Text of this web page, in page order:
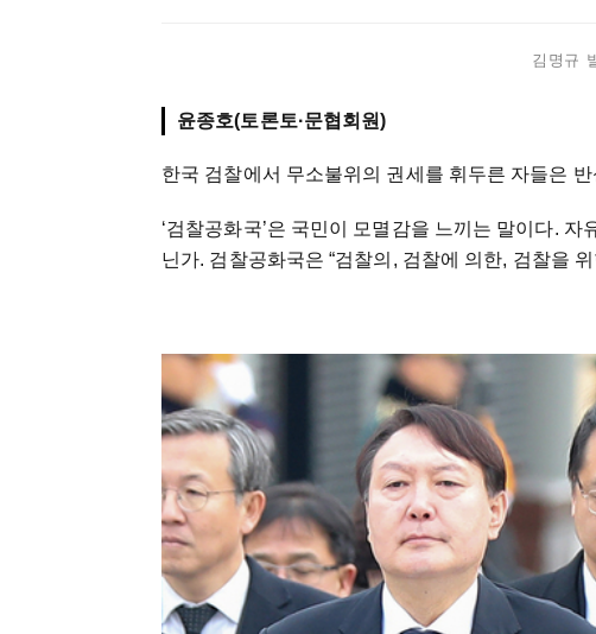
김명규
윤종호(토론토·문협회원)
한국 검찰에서 무소불위의 권세를 휘두른 자들은
‘검찰공화국’은 국민이 모멸감을 느끼는 말이다.
닌가. 검찰공화국은 “검찰의, 검찰에 의한, 검찰을